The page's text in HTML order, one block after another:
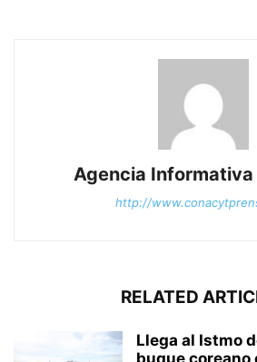
Agencia
http://
RELATED
Llega al Istmo
buque coreano